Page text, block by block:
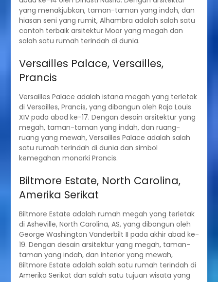
yang menakjubkan, taman-taman yang indah, dan
hiasan seni yang rumit, Alhambra adalah salah satu
contoh terbaik arsitektur Moor yang megah dan
salah satu rumah terindah di dunia.
Versailles Palace, Versailles,
Prancis
Versailles Palace adalah istana megah yang terletak
di Versailles, Prancis, yang dibangun oleh Raja Louis
XIV pada abad ke-17. Dengan desain arsitektur yang
megah, taman-taman yang indah, dan ruang-
ruang yang mewah, Versailles Palace adalah salah
satu rumah terindah di dunia dan simbol
kemegahan monarki Prancis.
Biltmore Estate, North Carolina,
Amerika Serikat
Biltmore Estate adalah rumah megah yang terletak
di Asheville, North Carolina, AS, yang dibangun oleh
George Washington Vanderbilt II pada akhir abad ke-
19. Dengan desain arsitektur yang megah, taman-
taman yang indah, dan interior yang mewah,
Biltmore Estate adalah salah satu rumah terindah di
Amerika Serikat dan salah satu tujuan wisata yang